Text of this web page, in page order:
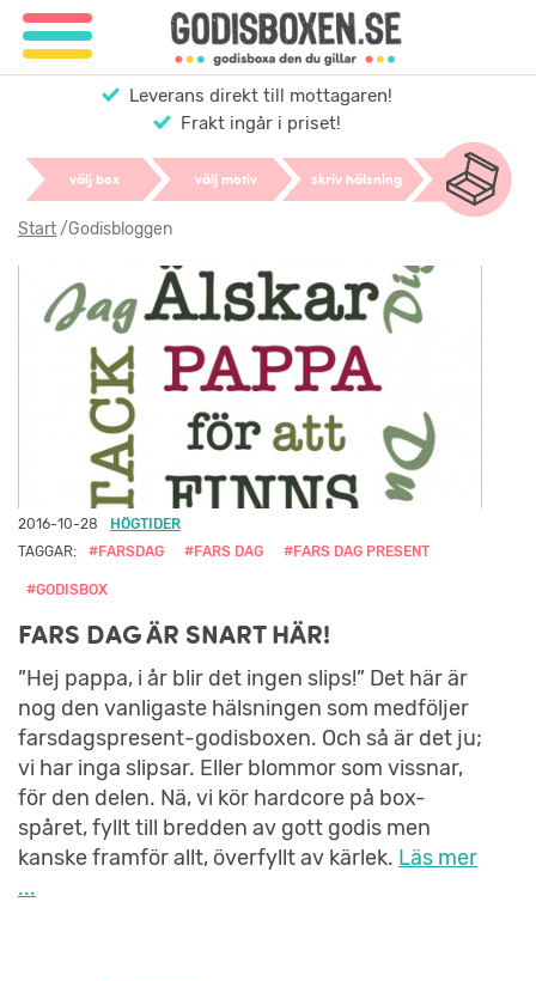
Leverans direkt till mottagaren!
Frakt ingår i priset!
välj box välj motiv skriv hälsning
Start/Godisbloggen
2016-10-28
HÖGTIDER
TAGGAR:
#FARSDAG #FARS DAG #FARS DAG PRESENT
#GODISBOX
FARS DAG ÄR SNART HÄR!
”Hej pappa, i år blir det ingen slips!” Det här är
nog den vanligaste hälsningen som medföljer
farsdagspresent-godisboxen. Och så är det ju;
vi har inga slipsar. Eller blommor som vissnar,
för den delen. Nä, vi kör hardcore på box-
spåret, fyllt till bredden av gott godis men
kanske framför allt, överfyllt av kärlek. Läs mer
...